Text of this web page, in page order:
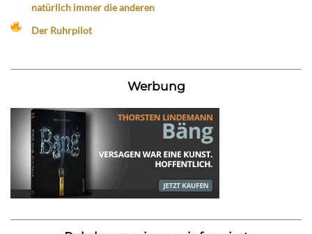
natürlich immer die anderen
Der Ruhrpilot
Werbung